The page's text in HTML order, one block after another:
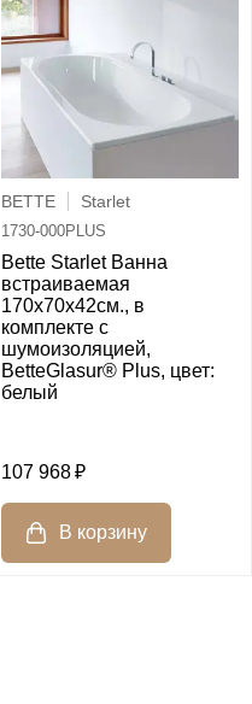
BETTE Starlet
1730-000PLUS
Bette Starlet Ванна
встраиваемая
170х70х42см., в
комплекте с
шумоизоляцией,
BetteGlasur® Plus, цвет:
белый
107 968